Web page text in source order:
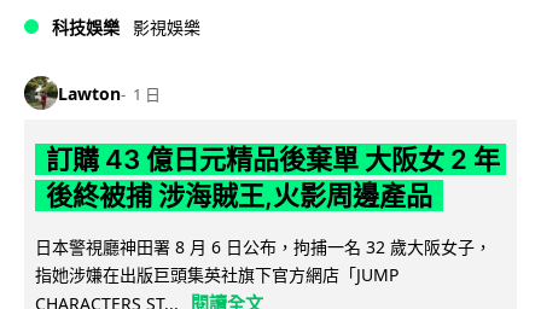
科技娛樂 影視娛樂
Lawton 1 日
訂購 43 億日元精品後棄單 大阪女 2 年
後終被捕 涉海賊王,火影周邊產品
日本警視廳神田署 8 月 6 日公布，拘捕一名 32 歲大阪女子，
指她涉嫌在出版巨頭集英社旗下官方網店「JUMP
CHARACTERS ST...
閱讀全文